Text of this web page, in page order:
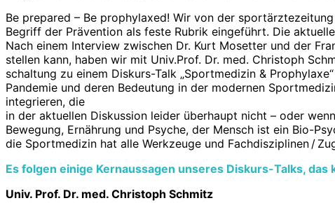
Be prepared – Be prophylaxed! Wir von der
Begriff der Prävention als feste Rubrik eingeführt. Die
Nach einem Interview zwischen Dr. Kurt Mosetter und der
stellen kann, haben wir mit Univ.Prof. Dr. med. Christoph
schaltung zu einem Diskurs-Talk „Sportmedizin &
Pandemie und deren Bedeutung in der modernen
integrieren, die
in der aktuellen Diskussion leider überhaupt nicht – oder
Bewegung, Ernährung und Psyche, der Mensch ist ein Bio-
die Sportmedizin hat alle Werkzeuge und Fachdisziplinen /
Es folgen einige Kernaussagen unseres Diskurs-Talks,
Univ. Prof. Dr. med. Christoph Schmitz